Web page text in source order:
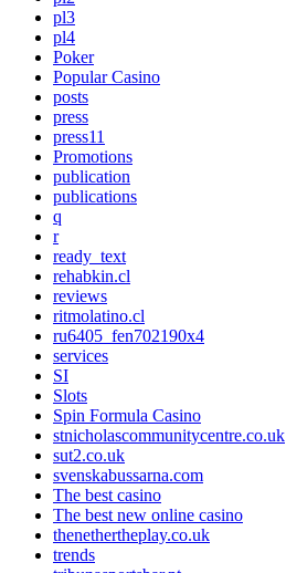
pl3
pl4
Poker
Popular Casino
posts
press
press11
Promotions
publication
publications
q
r
ready_text
rehabkin.cl
reviews
ritmolatino.cl
ru6405_fen702190x4
services
SI
Slots
Spin Formula Casino
stnicholascommunitycentre.co.uk
sut2.co.uk
svenskabussarna.com
The best casino
The best new online casino
thenethertheplay.co.uk
trends